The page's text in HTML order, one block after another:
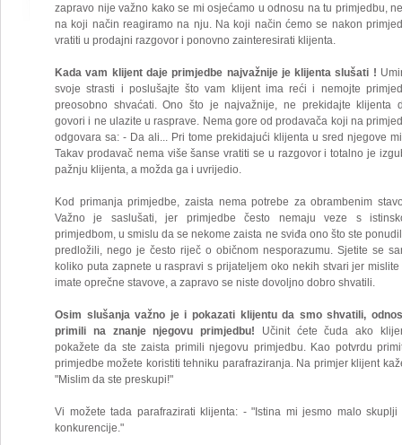
zapravo nije važno kako se mi osjećamo u odnosu na tu primjedbu,
na koji način reagiramo na nju. Na koji način ćemo se nakon
vratiti u prodajni razgovor i ponovno zainteresirati klijenta.
Kada vam klijent daje primjedbe najvažnije je klijenta slušati !
svoje strasti i poslušajte što vam klijent ima reći i nemojte
preosobno shvaćati. Ono što je najvažnije, ne prekidajte klijenta
govori i ne ulazite u rasprave. Nema gore od prodavača koji na
odgovara sa: - Da ali... Pri tome prekidajući klijenta u sred njegove
Takav prodavač nema više šanse vratiti se u razgovor i totalno je
pažnju klijenta, a možda ga i uvrijedio.
Kod primanja primjedbe, zaista nema potrebe za obrambenim
Važno je saslušati, jer primjedbe često nemaju veze s
primjedbom, u smislu da se nekome zaista ne sviđa ono što ste
predložili, nego je često riječ o običnom nesporazumu. Sjetite se
koliko puta zapnete u raspravi s prijateljem oko nekih stvari jer mislite
imate oprečne stavove, a zapravo se niste dovoljno dobro shvatili.
Osim slušanja važno je i pokazati klijentu da smo shvatili,
primili na znanje njegovu primjedbu! Učinit ćete čuda ako
pokažete da ste zaista primili njegovu primjedbu. Kao potvrdu
primjedbe možete koristiti tehniku parafraziranja. Na primjer klijent
"Mislim da ste preskupi!"
Vi možete tada parafrazirati klijenta: - "Istina mi jesmo malo skuplji
konkurencije."